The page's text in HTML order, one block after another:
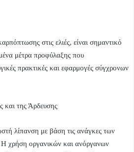
στις ελιές, είναι σημαντικό
μέτρα προφύλαξης που
πρακτικές και εφαρμογές σύγχρονων
και της Άρδευσης
λίπανση με βάση τις ανάγκες των
Η χρήση οργανικών και ανόργανων